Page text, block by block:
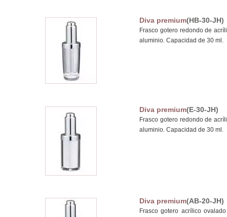
Diva premium(HB-30-JH)
Frasco gotero redondo de
aluminio. Capacidad de 30 ml.
Diva premium(E-30-JH)
Frasco gotero redondo de
aluminio. Capacidad de 30 ml.
Diva premium(AB-20-JH)
Frasco gotero acrílico